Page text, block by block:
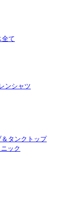
全て
ンシャツ
＆タンクトップ
ック